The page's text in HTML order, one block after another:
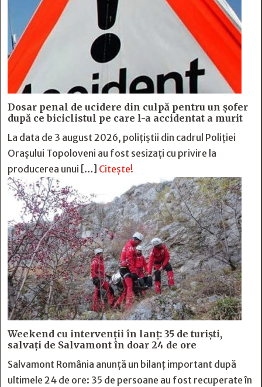
Dosar penal de ucidere din culpă pentru un șofer
după ce biciclistul pe care l-a accidentat a murit
La data de 3 august 2026, polițiștii din cadrul Poliției
Orașului Topoloveni au fost sesizați cu privire la
producerea unui […] Citește!
Weekend cu intervenții în lanț: 35 de turiști,
salvați de Salvamont în doar 24 de ore
Salvamont România anunță un bilanț important după
ultimele 24 de ore: 35 de persoane au fost recuperate în